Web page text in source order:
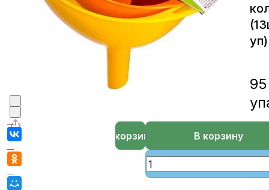
уп)
В корзину
В корзине